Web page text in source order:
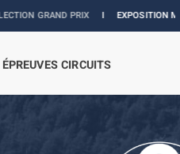
PRIXIEXPOSITION MONACO &
ÉPREUVES CIRCUITS